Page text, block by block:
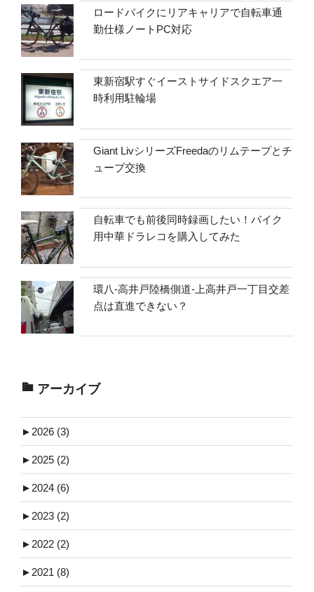
ロードバイクにリアキャリアで自転車通
勤仕様ノートPC対応
東新宿駅すぐイーストサイドスクエア一
時利用駐輪場
Giant LivシリーズFreedaのリムテープとチ
ューブ交換
自転車でも前後同時録画したい！バイク
用中華ドラレコを購入してみた
環八-高井戸陸橋側道-上高井戸一丁目交差
点は直進できない？
アーカイブ
► 2026 (3)
► 2025 (2)
► 2024 (6)
► 2023 (2)
► 2022 (2)
► 2021 (8)